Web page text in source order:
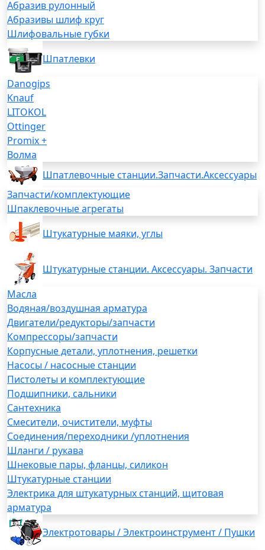
Абразив рулонный
Абразивы шлиф круг
Шлифовальные губки
Шпатлевки
Danogips
Knauf
LITOKOL
Ottinger
Promix +
Волма
Шпатлевочные станции.Запчасти.Аксессуары
Запчасти/комплектующие
Шпаклевочные агрегаты
Штукатурные маяки, углы
Штукатурные станции. Аксессуары. Запчасти
Масла
Водяная/воздушная арматура
Двигатели/редукторы/запчасти
Компрессоры/запчасти
Корпусные детали, уплотнения, решетки
Насосы / насосные станции
Пистолеты и комплектующие
Подшипники, сальники
Сантехника
Смесители, очистители, муфты
Соединения/переходники /уплотнения
Шланги / рукава
Шнековые пары, фланцы, силикон
Штукатурные станции
Электрика для штукатурных станций, щитовая
арматура
Электротовары / Электроинструмент / Пушки